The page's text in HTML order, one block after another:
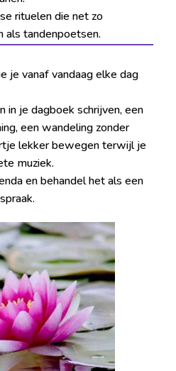
rituelen die net zo
als tandenpoetsen.
je vanaf vandaag elke dag
in je dagboek schrijven, een
een wandeling zonder
lekker bewegen terwijl je
muziek.
en behandel het als een